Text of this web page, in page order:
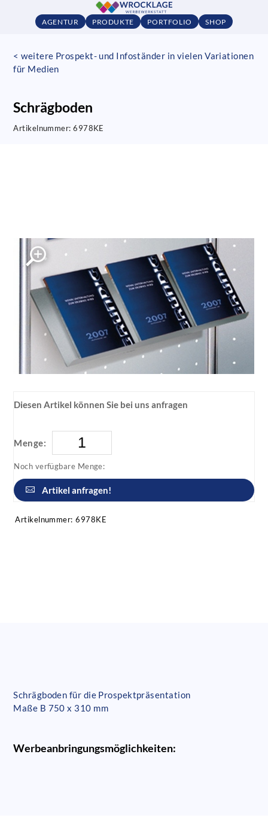
AGENTUR PRODUKTE PORTFOLIO SHOP
< weitere Prospekt- und Infoständer in vielen Variationen
für Medien
Schrägboden
Artikelnummer:6978KE
Diesen Artikel können Sie bei uns anfragen
Menge:
Noch verfügbare Menge:
Artikel anfragen!
Artikelnummer: 6978KE
Schrägboden für die Prospektpräsentation
Maße B 750 x 310 mm
Werbeanbringungsmöglichkeiten: